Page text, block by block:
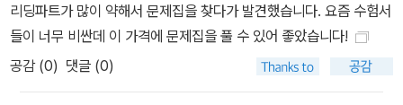
리딩파트가 많이 약해서 문제집을 찾다가 발견했습니다. 요즘 수험서
들이 너무 비싼데 이 가격에 문제집을 풀 수 있어 좋았습니다!
공감 (0) 댓글 (0)